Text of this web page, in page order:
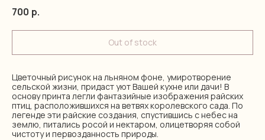
700 р.
Out of stock
Цветочный рисунок на льняном фоне, умиротворение
сельской жизни, придаст уют Вашей кухне или дачи! В
основу принта легли фантазийные изображения райских
птиц, расположившихся на ветвях королевского сада. По
легенде эти райские создания, спустившись с небес на
землю, питались росой и нектаром, олицетворяя собой
чистоту и первозданность природы.